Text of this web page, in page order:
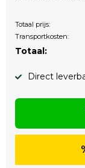
Totaal prijs:
Transportkosten:
Totaal:
Direct